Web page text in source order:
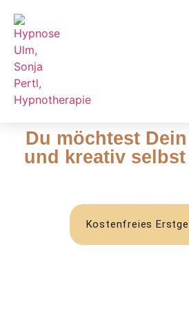
Du möchtest
und kreativ
Kostenfreies